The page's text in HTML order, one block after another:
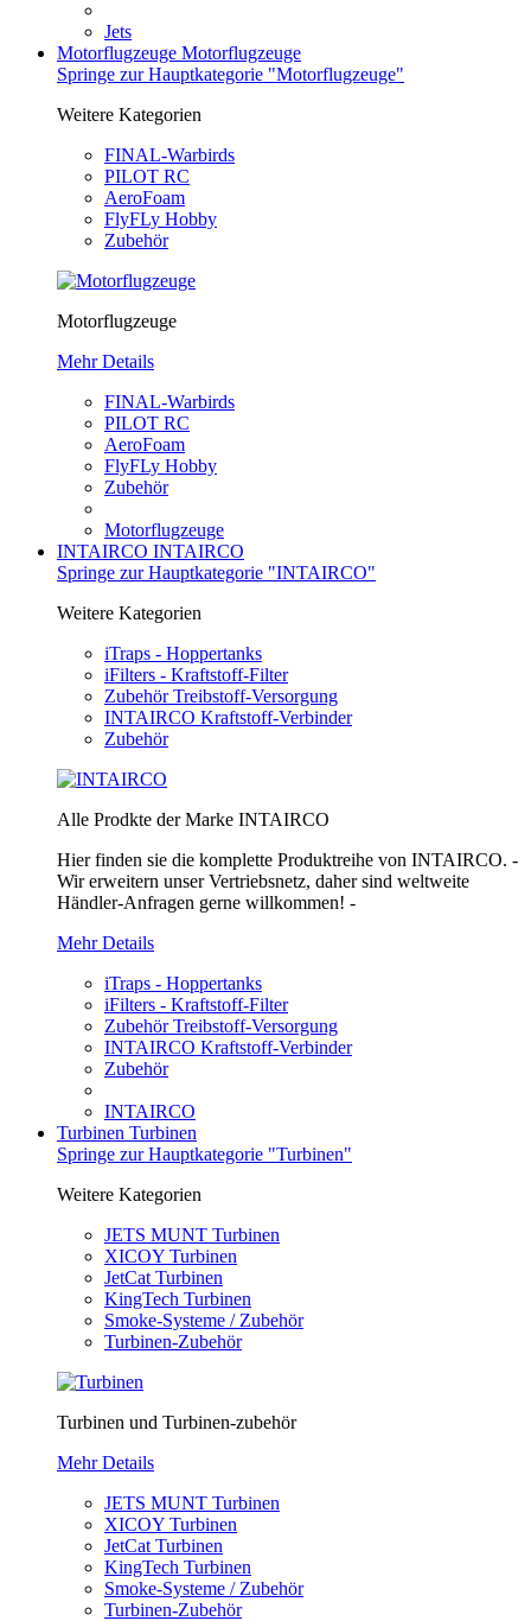
Jets
Motorflugzeuge Motorflugzeuge
Springe zur Hauptkategorie "Motorflugzeuge"
Weitere Kategorien
FINAL-Warbirds
PILOT RC
AeroFoam
FlyFLy Hobby
Zubehör
Motorflugzeuge
Mehr Details
FINAL-Warbirds
PILOT RC
AeroFoam
FlyFLy Hobby
Zubehör
Motorflugzeuge
INTAIRCO INTAIRCO
Springe zur Hauptkategorie "INTAIRCO"
Weitere Kategorien
iTraps - Hoppertanks
iFilters - Kraftstoff-Filter
Zubehör Treibstoff-Versorgung
INTAIRCO Kraftstoff-Verbinder
Zubehör
Alle Prodkte der Marke INTAIRCO
Hier finden sie die komplette Produktreihe von INTAIRCO. -
Wir erweitern unser Vertriebsnetz, daher sind weltweite
Händler-Anfragen gerne willkommen! -
Mehr Details
iTraps - Hoppertanks
iFilters - Kraftstoff-Filter
Zubehör Treibstoff-Versorgung
INTAIRCO Kraftstoff-Verbinder
Zubehör
INTAIRCO
Turbinen Turbinen
Springe zur Hauptkategorie "Turbinen"
Weitere Kategorien
JETS MUNT Turbinen
XICOY Turbinen
JetCat Turbinen
KingTech Turbinen
Smoke-Systeme / Zubehör
Turbinen-Zubehör
Turbinen und Turbinen-zubehör
Mehr Details
JETS MUNT Turbinen
XICOY Turbinen
JetCat Turbinen
KingTech Turbinen
Smoke-Systeme / Zubehör
Turbinen-Zubehör